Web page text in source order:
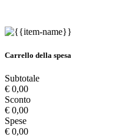
Carrello della spesa
Subtotale
€ 0,00
Sconto
€ 0,00
Spese
€ 0,00